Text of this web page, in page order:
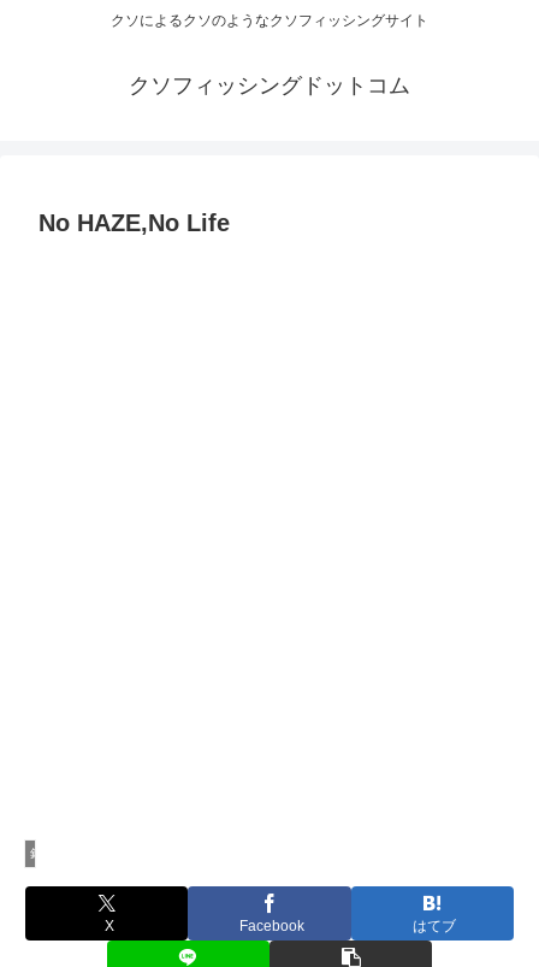
クソによるクソのようなクソフィッシングサイト
クソフィッシングドットコム
No HAZE,No Life
釣行記
X Facebook はてブ